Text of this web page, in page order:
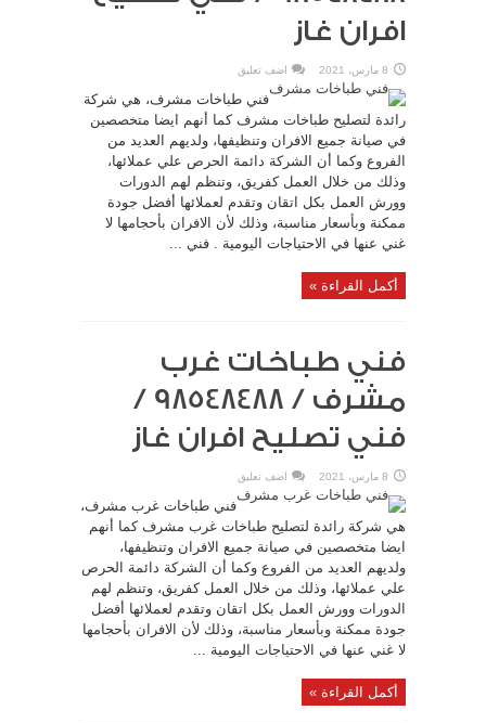
افران غاز
8 مارس، 2021 اضف تعليق
فني طباخات مشرف، هي شركة
رائدة لتصليح طباخات مشرف كما أنهم ايضا متخصصين
في صيانة جميع الافران وتنظيفها، ولديهم العديد من
الفروع وكما أن الشركة دائمة الحرص علي عملائها،
وذلك من خلال العمل كفريق، وتنظم لهم الدورات
وورش العمل بكل اتقان وتقدم لعملائها أفضل جودة
ممكنة وبأسعار مناسبة، وذلك لأن الافران بأحجامها لا
غني عنها في الاحتياجات اليومية . فني ...
أكمل القراءة »
فني طباخات غرب
مشرف / 98548488 /
فني تصليح افران غاز
8 مارس، 2021 اضف تعليق
فني طباخات غرب مشرف،
هي شركة رائدة لتصليح طباخات غرب مشرف كما أنهم
ايضا متخصصين في صيانة جميع الافران وتنظيفها،
ولديهم العديد من الفروع وكما أن الشركة دائمة الحرص
علي عملائها، وذلك من خلال العمل كفريق، وتنظم لهم
الدورات وورش العمل بكل اتقان وتقدم لعملائها أفضل
جودة ممكنة وبأسعار مناسبة، وذلك لأن الافران بأحجامها
لا غني عنها في الاحتياجات اليومية ...
أكمل القراءة »